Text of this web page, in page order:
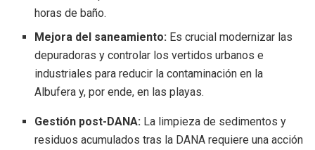
horas de baño.
Mejora del saneamiento: Es crucial modernizar las
depuradoras y controlar los vertidos urbanos e
industriales para reducir la contaminación en la
Albufera y, por ende, en las playas.
Gestión post-DANA: La limpieza de sedimentos y
residuos acumulados tras la DANA requiere una acción